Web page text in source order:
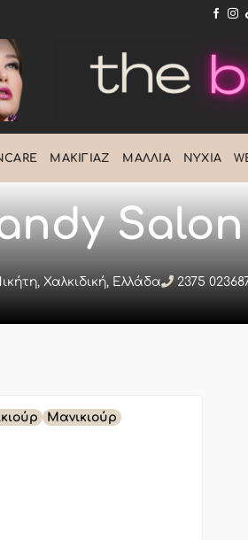
ΜΑΚΙΓΙΆΖ ΜΑΛΛΙΆ ΝΎΧΙΑ
Χαλκιδική, Ελλάδα 2375
Μανικιούρ